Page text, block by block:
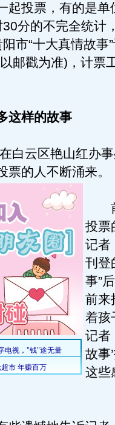
起投票，有的是单
分的不完全统计
市“十大真情故事
邮戳为准)，计票
这样的故事
云区艳山红办事
的人不断涌来。
前
投票
记者
刊登
事”
前来
着孩
记者
故事
这些